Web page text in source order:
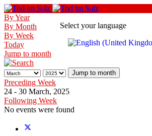
Select your language
By Year
By Month
By Week
Today
Jump to month
Jump to month
Preceding Week
24 - 30 March, 2025
Following Week
No events were found